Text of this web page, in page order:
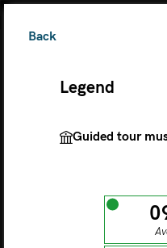
Back
Legend
Guided tour